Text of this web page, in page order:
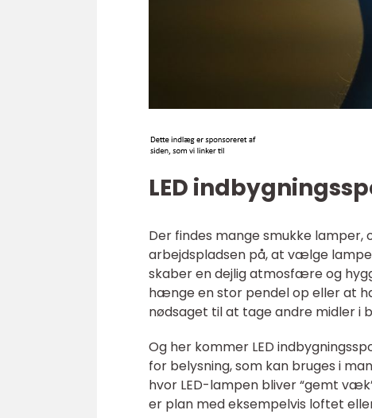
LED
Der findes mange smukke
arbejdspladsen på, at vælge
skaber en dejlig atmosfære og
hænge en stor pendel op eller at
nødsaget til at tage andre midler i
Og her kommer LED
for belysning, som kan bruges i
hvor LED-lampen bliver “gemt
er plan med eksempelvis loftet